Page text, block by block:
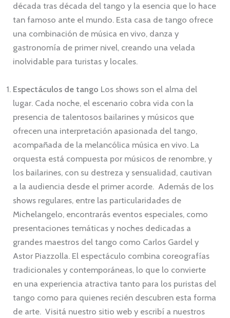
década tras década del tango y la esencia que lo hace
tan famoso ante el mundo. Esta casa de tango ofrece
una combinación de música en vivo, danza y
gastronomía de primer nivel, creando una velada
inolvidable para turistas y locales.
Espectáculos de tango Los shows son el alma del
lugar. Cada noche, el escenario cobra vida con la
presencia de talentosos bailarines y músicos que
ofrecen una interpretación apasionada del tango,
acompañada de la melancólica música en vivo. La
orquesta está compuesta por músicos de renombre, y
los bailarines, con su destreza y sensualidad, cautivan
a la audiencia desde el primer acorde. Además de los
shows regulares, entre las particularidades de
Michelangelo, encontrarás eventos especiales, como
presentaciones temáticas y noches dedicadas a
grandes maestros del tango como Carlos Gardel y
Astor Piazzolla. El espectáculo combina coreografías
tradicionales y contemporáneas, lo que lo convierte
en una experiencia atractiva tanto para los puristas del
tango como para quienes recién descubren esta forma
de arte. Visitá nuestro sitio web y escribí a nuestros